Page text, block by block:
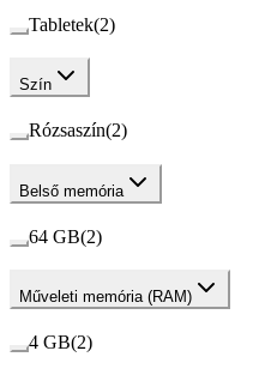
Tabletek(2)
Szín
Rózsaszín(2)
Belső memória
64 GB(2)
Műveleti memória (RAM)
4 GB(2)